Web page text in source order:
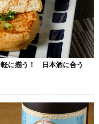
軽に揃う！ 日本酒に合う